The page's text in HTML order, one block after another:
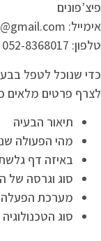
פיצ’פונים
אימייל:
טלפון: 052-8368017
כדי שנוכל לטפל
לצרף פרטים מלאים
תיאור הבעיה
מהי הפעולה
באיזה דף
סוג וגרסה של
מערכת הפעלה
סוג